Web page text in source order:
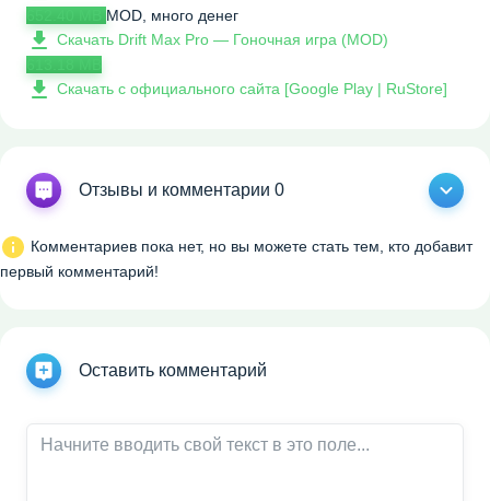
MOD, много денег
Скачать Drift Max Pro — Гоночная игра (MOD)
Скачать с официального сайта [Google Play | RuStore]
Отзывы и комментарии 0
Комментариев пока нет, но вы можете стать тем, кто добавит
первый комментарий!
Оставить комментарий